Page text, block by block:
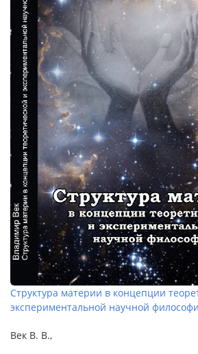
Структура материи в концепции
экспериментальной научной
Век В. В.,